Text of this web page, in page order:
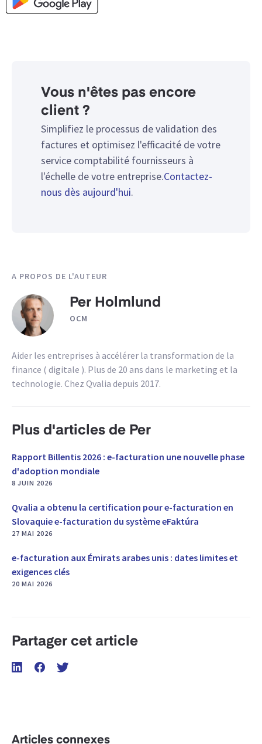
Vous n'êtes pas encore
client ?
Simplifiez le processus de validation des
factures et optimisez l'efficacité de votre
service comptabilité fournisseurs à
l'échelle de votre entreprise.Contactez-
nous dès aujourd'hui.
A PROPOS DE L'AUTEUR
Per Holmlund
OCM
Aider les entreprises à accélérer la transformation de la
finance ( digitale ). Plus de 20 ans dans le marketing et la
technologie. Chez Qvalia depuis 2017.
Plus d'articles de Per
Rapport Billentis 2026 : e-facturation une nouvelle phase
d'adoption mondiale
8 JUIN 2026
Qvalia a obtenu la certification pour e-facturation en
Slovaquie e-facturation du système eFaktúra
27 MAI 2026
e-facturation aux Émirats arabes unis : dates limites et
exigences clés
20 MAI 2026
Partager cet article
Articles connexes